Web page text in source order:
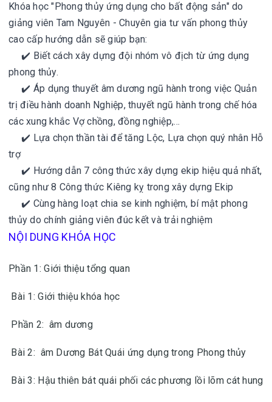
Khóa học "Phong thủy ứng dụng cho bất động sản" do
giảng viên Tam Nguyên - Chuyên gia tư vấn phong thủy
cao cấp hướng dẫn sẽ giúp bạn:
✔️ Biết cách xây dựng đội nhóm vô địch từ ứng dụng
phong thủy.
✔️ Áp dụng thuyết âm dương ngũ hành trong việc Quản
trị điều hành doanh Nghiệp, thuyết ngũ hành trong chế hóa
các xung khắc Vợ chồng, đồng nghiệp,…
✔️ Lựa chọn thần tài để tăng Lộc, Lựa chọn quý nhân Hỗ
trợ
✔️ Hướng dẫn 7 công thức xây dựng ekip hiệu quả nhất,
cũng như 8 Công thức Kiêng kỵ trong xây dựng Ekip
✔️ Cùng hàng loạt chia se kinh nghiệm, bí mật phong
thủy do chính giảng viên đúc kết và trải nghiệm
NỘI DUNG KHÓA HỌC
Phần 1: Giới thiệu tổng quan
Bài 1: Giới thiệu khóa học
Phần 2: âm dương
Bài 2: âm Dương Bát Quái ứng dụng trong Phong thủy
Bài 3: Hậu thiên bát quái phối các phương lồi lõm cát hung